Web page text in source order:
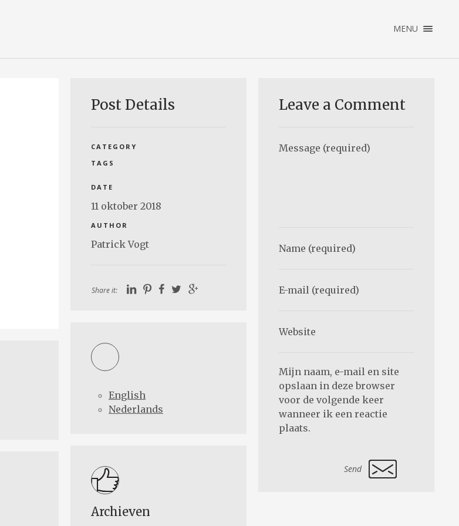
MENU ×
ENGLISH
NEDERLANDS
OVER PATRICK
Post Details
CATEGORY
TAGS
DATE
11 oktober 2018
AUTHOR
Patrick Vogt
Share it:
Leave a Comment
Mijn naam, e-mail en site
opslaan in deze browser
voor de volgende keer
wanneer ik een reactie
plaats.
English
Nederlands
Archieven